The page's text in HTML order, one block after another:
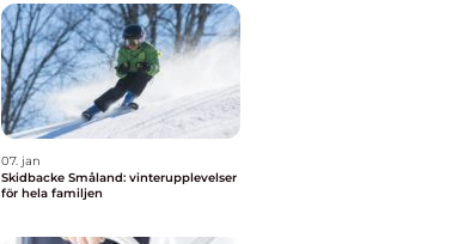
07. jan
Skidbacke Småland: vinterupplevelser
för hela familjen